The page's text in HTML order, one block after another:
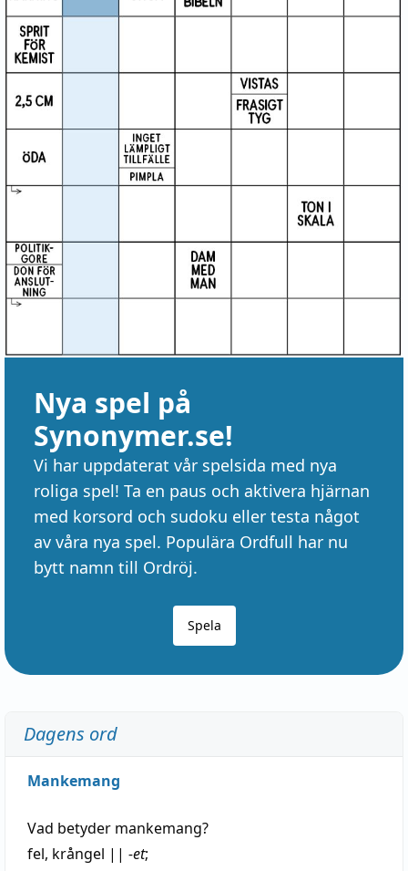
Nya spel på
Synonymer.se!
Vi har uppdaterat vår spelsida med nya
roliga spel! Ta en paus och aktivera hjärnan
med korsord och sudoku eller testa något
av våra nya spel. Populära Ordfull har nu
bytt namn till Ordröj.
Spela
Dagens ord
Mankemang
Vad betyder mankemang?
fel, krångel || -et;